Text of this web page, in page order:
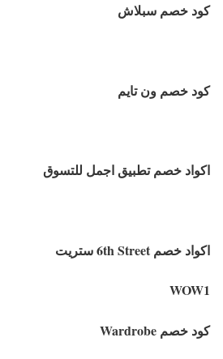
كود خصم سبلاش
كود خصم ون تايم
اكواد خصم تطبيق اجمل للتسوق
اكواد خصم 6th Street ستريت
WOW1
كود خصم Wardrobe